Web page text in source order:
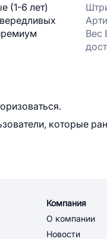
(1-6 лет)
Вес
которые
Компания
О компании
Новости